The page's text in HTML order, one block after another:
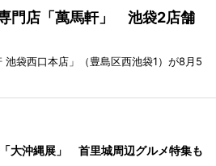
門店「萬馬軒」 池袋2店舗
袋西口本店」（豊島区西池袋1）が8月5
大沖縄展」 首里城周辺グルメ特集も